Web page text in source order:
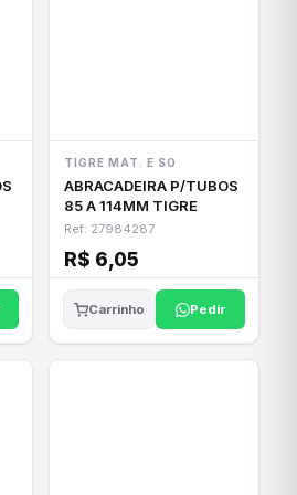
TIGRE MAT. E SO
ABRACADEIRA P/TUBOS
85 A 114MM TIGRE
Ref: 27984287
R$ 6,05
Carrinho Pedir